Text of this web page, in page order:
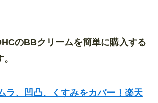
のBBクリームを簡単に購入する
ラ、凹凸、くすみをカバー！楽天